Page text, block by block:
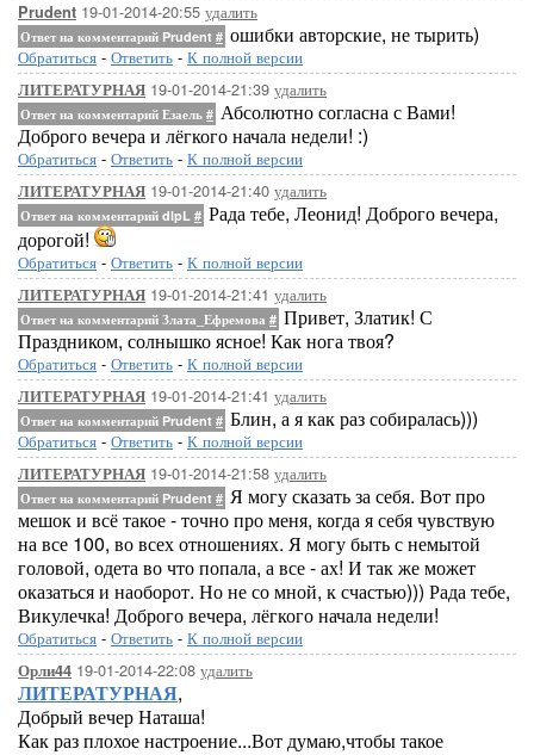
Prudent 19-01-2014-20:55 удалить
Ответ на комментарий Prudent # ошибки авторские, не тырить)
Обратиться - Ответить - К полной версии
ЛИТЕРАТУРНАЯ 19-01-2014-21:39 удалить
Ответ на комментарий Езаель # Абсолютно согласна с Вами!
Доброго вечера и лёгкого начала недели! :)
Обратиться - Ответить - К полной версии
ЛИТЕРАТУРНАЯ 19-01-2014-21:40 удалить
Ответ на комментарий dlpL # Рада тебе, Леонид! Доброго вечера,
дорогой!
Обратиться - Ответить - К полной версии
ЛИТЕРАТУРНАЯ 19-01-2014-21:41 удалить
Ответ на комментарий Злата_Ефремова # Привет, Златик! С
Праздником, солнышко ясное! Как нога твоя?
Обратиться - Ответить - К полной версии
ЛИТЕРАТУРНАЯ 19-01-2014-21:41 удалить
Ответ на комментарий Prudent # Блин, а я как раз собиралась)))
Обратиться - Ответить - К полной версии
ЛИТЕРАТУРНАЯ 19-01-2014-21:58 удалить
Ответ на комментарий Prudent # Я могу сказать за себя. Вот про
мешок и всё такое - точно про меня, когда я себя чувствую
на все 100, во всех отношениях. Я могу быть с немытой
головой, одета во что попала, а все - ах! И так же может
оказаться и наоборот. Но не со мной, к счастью))) Рада тебе,
Викулечка! Доброго вечера, лёгкого начала недели!
Обратиться - Ответить - К полной версии
Орли44 19-01-2014-22:08 удалить
ЛИТЕРАТУРНАЯ,
Добрый вечер Наташа!
Как раз плохое настроение...Вот думаю,чтобы такое